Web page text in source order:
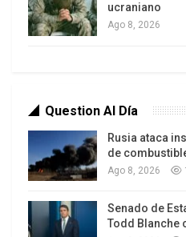
Quiénes los respaldan
Aunque él se vende
combate al
ucraniano
Ago 8, 2026
Question Al Día
Rusia ataca
de
Ago 8, 2026
Senado de
Todd Blanche